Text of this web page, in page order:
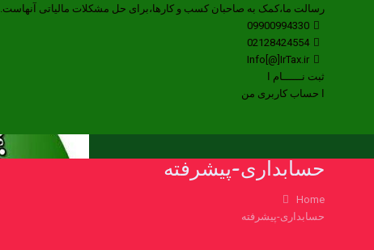
رسالت ما،کمک به صاحبان کسب و کارها،برای حل مشکلات مالیاتی آنهاست.
09900994330
02128424554
Info[@]IrTax.ir
ثبت نــــــام ا
ا حساب کاربری من
حسابداری-پیشرفته
Home
حسابداری-پیشرفته